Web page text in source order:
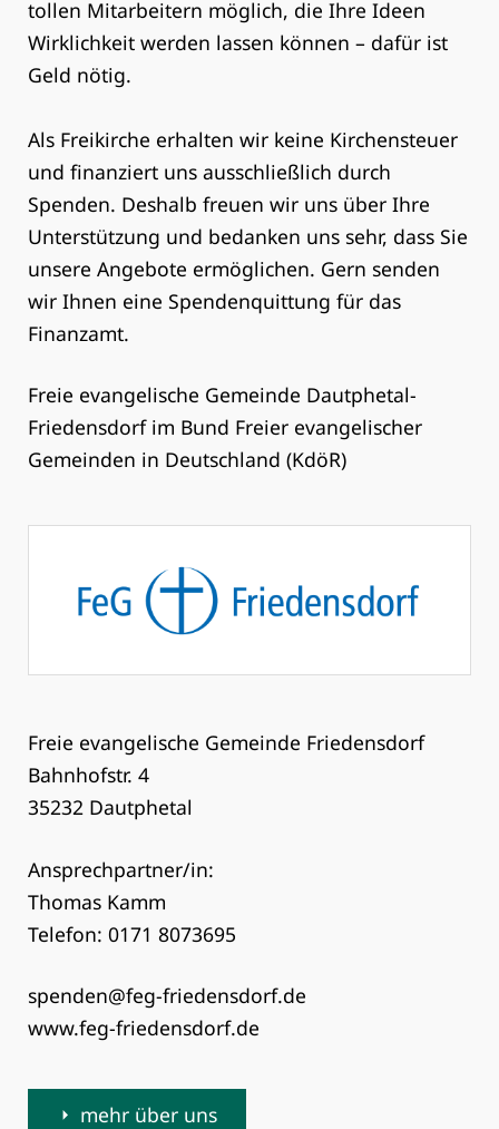
tollen Mitarbeitern möglich, die Ihre Ideen
Wirklichkeit werden lassen können – dafür ist
Geld nötig.
Als Freikirche erhalten wir keine Kirchensteuer
und finanziert uns ausschließlich durch
Spenden. Deshalb freuen wir uns über Ihre
Unterstützung und bedanken uns sehr, dass Sie
unsere Angebote ermöglichen. Gern senden
wir Ihnen eine Spendenquittung für das
Finanzamt.
Freie evangelische Gemeinde Dautphetal-
Friedensdorf im Bund Freier evangelischer
Gemeinden in Deutschland (KdöR)
Freie evangelische Gemeinde Friedensdorf
Bahnhofstr. 4
35232 Dautphetal
Ansprechpartner/in:
Thomas Kamm
Telefon: 0171 8073695
spenden@feg-friedensdorf.de
www.feg-friedensdorf.de
mehr über uns